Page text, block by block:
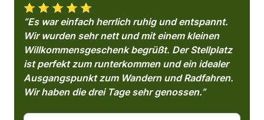
⭐️ ⭐️ ⭐️ ⭐️ ⭐️
“Es war einfach herrlich ruhig und entspannt.
Wir wurden sehr nett und mit einem kleinen
Willkommensgeschenk begrüßt. Der Stellplatz
ist perfekt zum runterkommen und ein idealer
Ausgangspunkt zum Wandern und Radfahren.
Wir haben die drei Tage sehr genossen.”